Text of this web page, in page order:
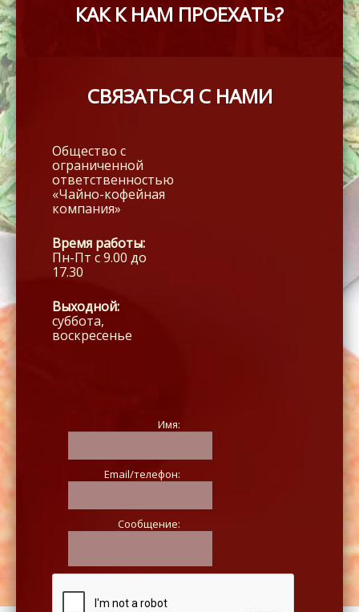
КАК К НАМ ПРОЕХАТЬ?
СВЯЗАТЬСЯ С НАМИ
Общество с
ограниченной
ответственностью
«Чайно-кофейная
компания»
Время работы:
Пн-Пт с 9.00 до
17.30
Выходной:
суббота,
воскресенье
Имя:
Email/телефон:
Сообщение: